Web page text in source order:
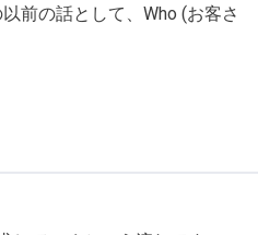
前の話として、Who (お客さ